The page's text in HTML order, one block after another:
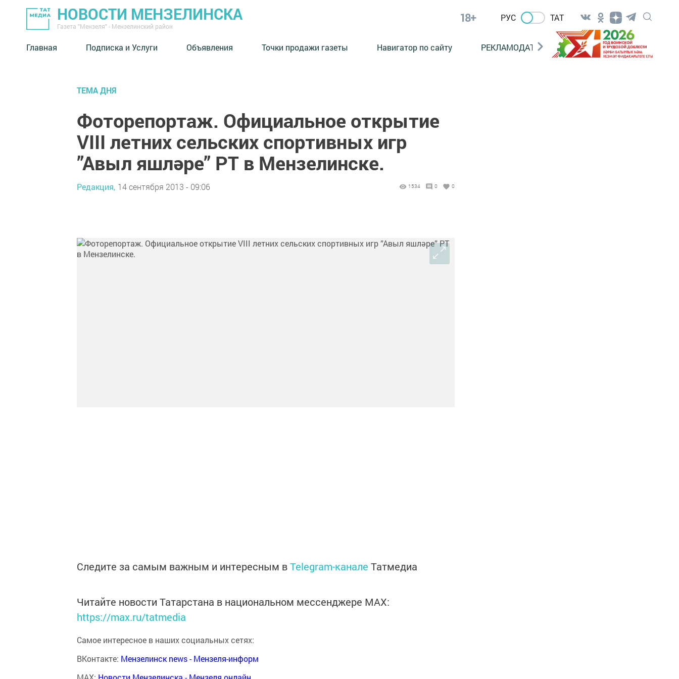
НОВОСТИ МЕНЗЕЛИНСКА
Газета "Мензеля" - Мензелинский район
18+ РУС ТАТ
Главная Подписка и Услуги Объявления Точки продажи газеты Навигатор по сайту РЕКЛАМОДАТЕЛЯМ
ТЕМА ДНЯ
Фоторепортаж. Официальное открытие
VIII летних сельских спортивных игр
”Авыл яшләре” РТ в Мензелинске.
Редакция, 14 сентября 2013 - 09:06 1534 0 0
Следите за самым важным и интересным вTelegram-канале Татмедиа
Читайте новости Татарстана в национальном мессенджере MАХ:
https://max.ru/tatmedia
Самое интересное в наших социальных сетях:
ВКонтакте: Мензелинск news - Мензеля-информ